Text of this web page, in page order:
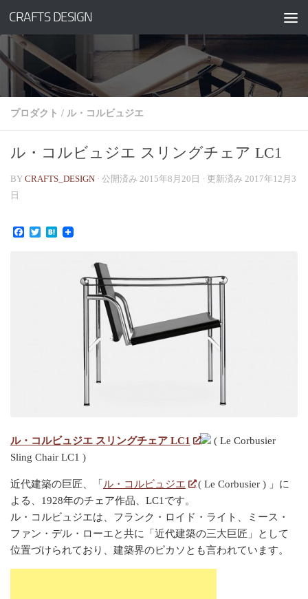
コンテンツへスキップ
CRAFTS DESIGN
プロダクト / ル・コルビュジエ
ル・コルビュジエ スリングチェア LC1
BY CRAFTS_DESIGN · 公開済み 2015年8月20日 · 更新済み 2017年12月3
日
Facebook
TwitterHatena
ル・コルビュジエ スリングチェア LC1
( Le Corbusier
Sling Chair LC1 )
近代建築の巨匠、「 ル・コルビュジエ
( Le Corbusier ) 」に
よる、1928年のチェア作品、LC1です。
ル・コルビュジエは、フランク・ロイド・ライト、ミース・
ファン・デル・ローエと共に「近代建築の三大巨匠」として
位置づけられており、建築界のピカソとも言われています。